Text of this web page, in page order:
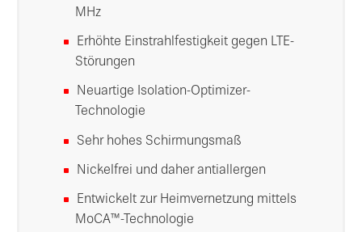
MHz
Erhöhte Einstrahlfestigkeit gegen LTE-
Störungen
Neuartige Isolation-Optimizer-
Technologie
Sehr hohes Schirmungsmaß
Nickelfrei und daher antiallergen
Entwickelt zur Heimvernetzung mittels
MoCA™-Technologie